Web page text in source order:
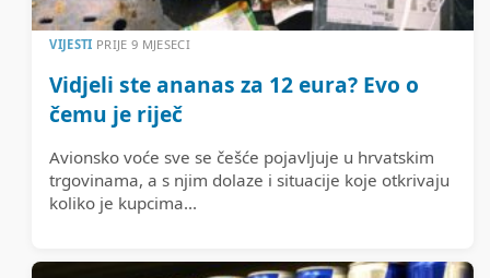
VIJESTI PRIJE 9 MJESECI
Vidjeli ste ananas za 12 eura? Evo o
čemu je riječ
Avionsko voće sve se češće pojavljuje u hrvatskim
trgovinama, a s njim dolaze i situacije koje otkrivaju
koliko je kupcima...